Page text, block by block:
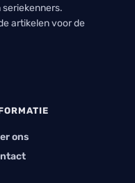
artikelen voor de
ons